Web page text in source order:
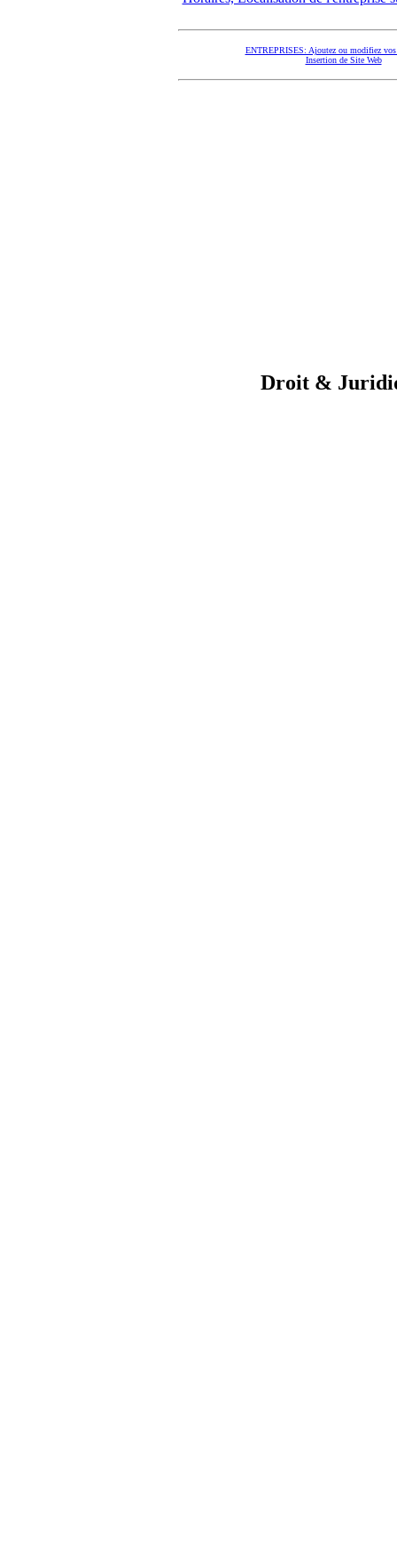
ENTREPRISES: Ajoutez ou modifiez vos
Insertion de Site Web
Droit &